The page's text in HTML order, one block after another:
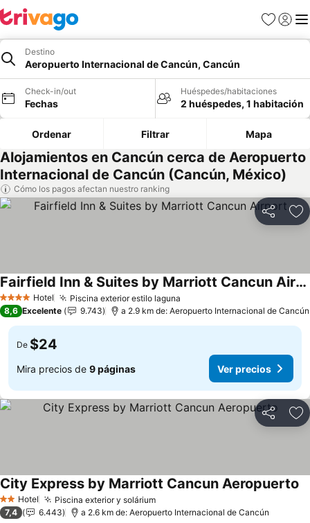
Favoritos
Iniciar
Destino
Aeropuerto Internacional de Cancún, Cancún
Check-in/out
Fechas
Huéspedes/habitaciones
2 huéspedes, 1 habitación
Ordenar Filtrar Mapa
Alojamientos en Cancún cerca de Aeropuerto
Internacional de Cancún (Cancún, México)
Cómo los pagos afectan nuestro ranking
Compartir
4 EstrellasHotel Piscina exterior estilo laguna
Fairfield Inn & Suites by Marriott Cancun Airport
Ver precios
8,6 Excelente 9.743 a 2.9 km de: Aeropuerto Internacional de Cancún
De $24
Mira precios de 9 páginas Ver precios
Compartir
2 Estrellas
Hotel Piscina exterior y soláriumVer precios
City Express by Marriott Cancun Aeropuerto
7,4 6.443 a 2.6 km de: Aeropuerto Internacional de Cancún